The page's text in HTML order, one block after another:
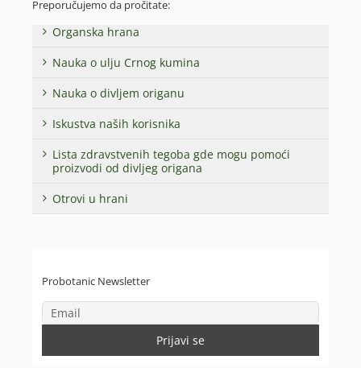
Preporučujemo da pročitate:
Organska hrana
Nauka o ulju Crnog kumina
Nauka o divljem origanu
Iskustva naših korisnika
Lista zdravstvenih tegoba gde mogu pomoći
proizvodi od divljeg origana
Otrovi u hrani
Probotanic Newsletter